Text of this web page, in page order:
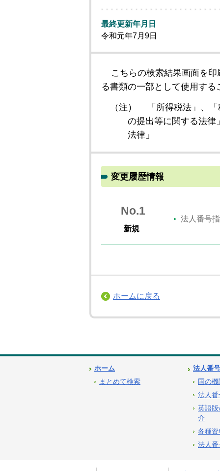
最終更新年月日
令和元年7月9日
こちらの検索結果画面を
る書類の一部として使用する
（注）
「所得税法」、
の提出等に関する法律
法律」
変更履歴情報
No.1
新規
法人番号
ホームに戻る
ホーム
まとめて検索
法人番
国の
法人番
英語版
介
各種資
法人番